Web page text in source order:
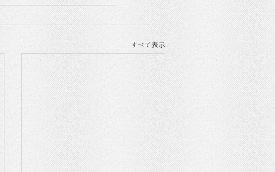
すべて表示